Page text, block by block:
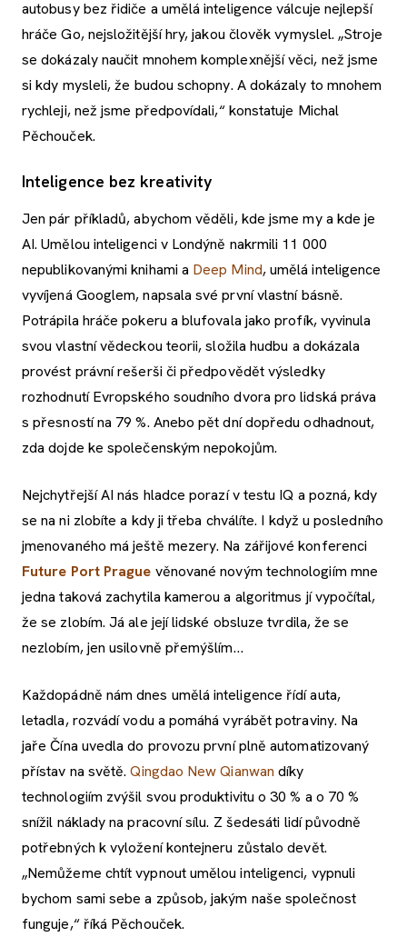
autobusy bez řidiče a umělá inteligence válcuje nejlepší
hráče Go, nejsložitější hry, jakou člověk vymyslel. „Stroje
se dokázaly naučit mnohem komplexnější věci, než jsme
si kdy mysleli, že budou schopny. A dokázaly to mnohem
rychleji, než jsme předpovídali,“ konstatuje Michal
Pěchouček.
Inteligence bez kreativity
Jen pár příkladů, abychom věděli, kde jsme my a kde je
AI. Umělou inteligenci v Londýně nakrmili 11 000
nepublikovanými knihami a Deep Mind, umělá inteligence
vyvíjená Googlem, napsala své první vlastní básně.
Potrápila hráče pokeru a blufovala jako profík, vyvinula
svou vlastní vědeckou teorii, složila hudbu a dokázala
provést právní rešerši či předpovědět výsledky
rozhodnutí Evropského soudního dvora pro lidská práva
s přesností na 79 %. Anebo pět dní dopředu odhadnout,
zda dojde ke společenským nepokojům.
Nejchytřejší AI nás hladce porazí v testu IQ a pozná, kdy
se na ni zlobíte a kdy ji třeba chválíte. I když u posledního
jmenovaného má ještě mezery. Na zářijové konferenci
Future Port Prague věnované novým technologiím mne
jedna taková zachytila kamerou a algoritmus jí vypočítal,
že se zlobím. Já ale její lidské obsluze tvrdila, že se
nezlobím, jen usilovně přemýšlím…
Každopádně nám dnes umělá inteligence řídí auta,
letadla, rozvádí vodu a pomáhá vyrábět potraviny. Na
jaře Čína uvedla do provozu první plně automatizovaný
přístav na světě.Qingdao New Qianwan díky
technologiím zvýšil svou produktivitu o 30 % a o 70 %
snížil náklady na pracovní sílu. Z šedesáti lidí původně
potřebných k vyložení kontejneru zůstalo devět.
„Nemůžeme chtít vypnout umělou inteligenci, vypnuli
bychom sami sebe a způsob, jakým naše společnost
funguje,“ říká Pěchouček.